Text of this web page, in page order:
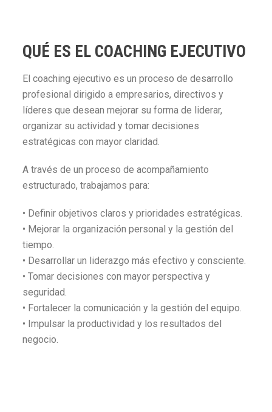
QUÉ ES EL COACHING EJECUTIVO
El coaching ejecutivo es un proceso de desarrollo
profesional dirigido a empresarios, directivos y
líderes que desean mejorar su forma de liderar,
organizar su actividad y tomar decisiones
estratégicas con mayor claridad.
A través de un proceso de acompañamiento
estructurado, trabajamos para:
• Definir objetivos claros y prioridades estratégicas.
• Mejorar la organización personal y la gestión del
tiempo.
• Desarrollar un liderazgo más efectivo y consciente.
• Tomar decisiones con mayor perspectiva y
seguridad.
• Fortalecer la comunicación y la gestión del equipo.
• Impulsar la productividad y los resultados del
negocio.